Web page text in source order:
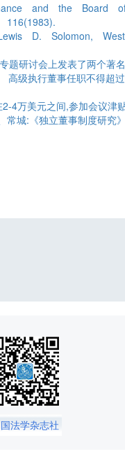
and the Board of
D. Solomon,
专题研讨会上发表了
执行董事任职不得超过
2-4万美元之间,参加
城:《独立董事制度研究
法学杂志社